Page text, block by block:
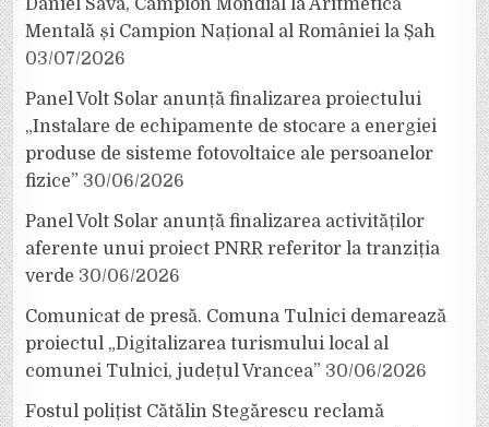
Daniel Sava, Campion Mondial la Aritmetică
Mentală și Campion Național al României la Șah
03/07/2026
Panel Volt Solar anunță finalizarea proiectului
„Instalare de echipamente de stocare a energiei
produse de sisteme fotovoltaice ale persoanelor
fizice” 30/06/2026
Panel Volt Solar anunță finalizarea activităților
aferente unui proiect PNRR referitor la tranziția
verde 30/06/2026
Comunicat de presă. Comuna Tulnici demarează
proiectul „Digitalizarea turismului local al
comunei Tulnici, județul Vrancea” 30/06/2026
Fostul polițist Cătălin Stegărescu reclamă